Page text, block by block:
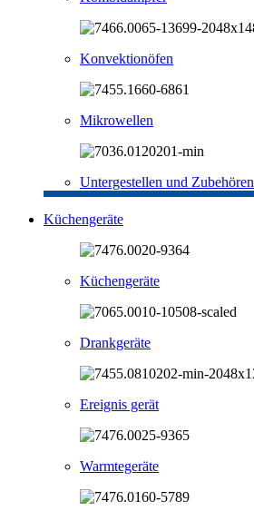
Konvektionöfen
Mikrowellen
Untergestellen und Zubehören
Küchengeräte
Küchengeräte
Drankgeräte
Ereignis gerät
Warmtegeräte